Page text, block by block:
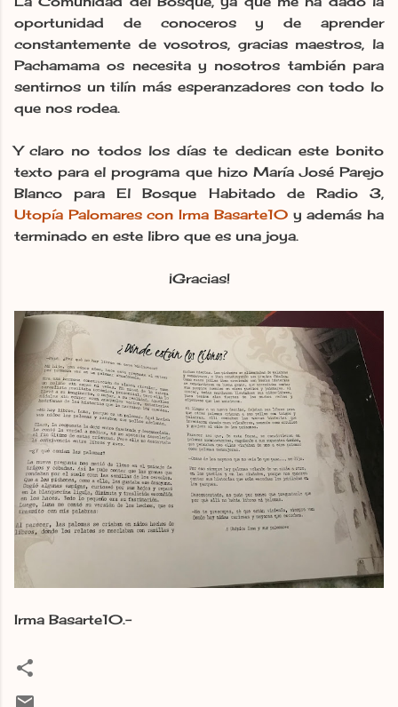
oportunidad de conoceros y de aprender
constantemente de vosotros, gracias maestros, la
Pachamama os necesita y nosotros también para
sentirnos un tilín más esperanzadores con todo lo
que nos rodea.
Y claro no todos los días te dedican este bonito
texto para el programa que hizo María José Parejo
Blanco para El Bosque Habitado de Radio 3,
Utopía Palomares con Irma Basarte10y además ha
terminado en este libro que es una joya.
¡Gracias!
Irma Basarte10.-